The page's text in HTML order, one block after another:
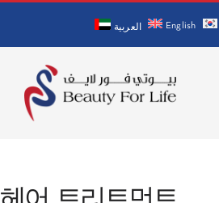
content
العربية English
회사 소개